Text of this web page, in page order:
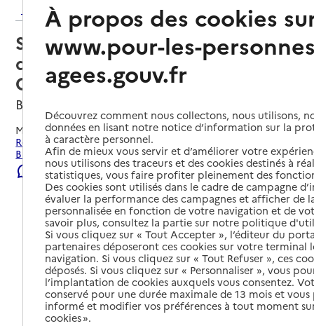
Retour aux résultats de l'annuaire
Service de soins infirmiers à
domicile – SSIAD du ADMR Sud-
Ouest Lyonnais
Brignais, RHONE
Mis à jour le09/08/2026
Rechercher les établissements et services autour de
Brignais.
Signaler une erreur
À propos des cookies
www.pour-les-
agees.gouv.fr
Découvrez comment nous collectons, nous utilisons,
données en lisant notre notice d’information sur la
à caractère personnel.
Afin de mieux vous servir et d’améliorer votre
nous utilisons des traceurs et des cookies destinés à
statistiques, vous faire profiter pleinement des
Des cookies sont utilisés dans le cadre de campagne
évaluer la performance des campagnes et afficher de
personnalisée en fonction de votre navigation et de
savoir plus, consultez la partie sur notre politique
Si vous cliquez sur « Tout Accepter », l’éditeur du
partenaires déposeront ces cookies sur votre terminal
navigation. Si vous cliquez sur « Tout Refuser », ces
déposés. Si vous cliquez sur « Personnaliser », vous
l’implantation de cookies auxquels vous consentez.
conservé pour une durée maximale de 13 mois et
informé et modifier vos préférences à tout moment
cookies ».